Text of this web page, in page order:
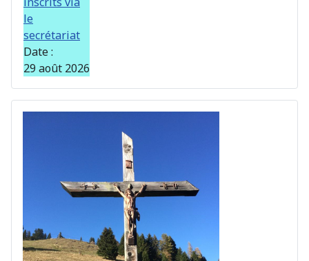
le
secrétariat
Date :
29 août 2026